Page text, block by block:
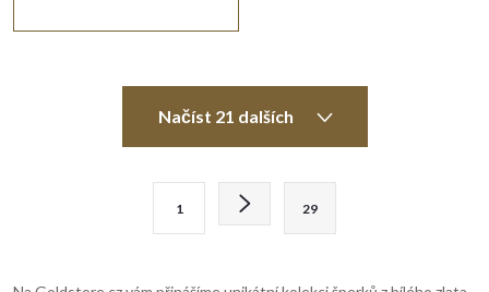
d
Načíst 21 dalších
1 29